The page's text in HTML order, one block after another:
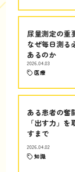
尿量測定の重
なぜ毎日測る
あるのか
2026.04.03
医療
ある患者の奮
「出す力」を
すまで
2026.04.02
知識